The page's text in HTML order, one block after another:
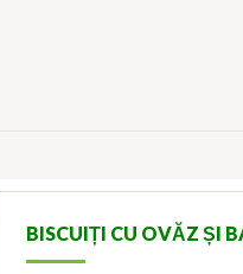
BISCUIȚI CU OVĂZ ȘI